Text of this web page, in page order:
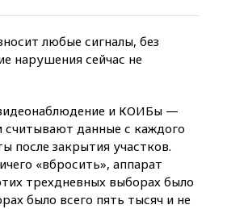
усилий против наркотрафика
05:30ВМС Испании усилили
03:30В Минстрое сравнили
качество жилья в Нью-Йорке и
России
02:30Трамп попросил
отпустить его с круглого стола
в Госдепе, чтобы «вести
любые сигналы, без
нарушения сейчас не
и КОИБы —
считывают данные с каждого
после закрытия участков.
«вбросить», аппарат
трехдневных выборах было
было всего пять тысяч и не